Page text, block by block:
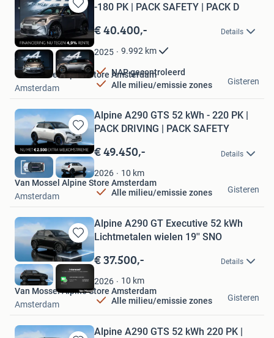
Bewaren
Mijn
Favorieten
-180 PK | PACK SAFETY | PACK D
€ 40.400,- Details
2025 9.992 km
NAP gecontroleerd
Alle milieu/emissie zones
Van Mossel Alpine Store Amsterdam
Amsterdam
Gisteren
Bewaren
in
Mijn
Favorieten
Alpine A290 GTS 52 kWh - 220 PK |
PACK DRIVING | PACK SAFETY
€ 49.450,- Details
2026 10 km
Alle milieu/emissie zones
Van Mossel Alpine Store Amsterdam
Amsterdam
Gisteren
Bewaren
in
Mijn
Favorieten
Alpine A290 GT Executive 52 kWh
Lichtmetalen wielen 19'' SNO
€ 37.500,- Details
2026 10 km
Alle milieu/emissie zones
Van Mossel Alpine Store Amsterdam
Amsterdam
Gisteren
Alpine A290 GTS 52 kWh 220 PK |